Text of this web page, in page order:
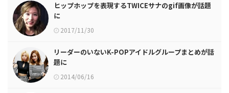
ヒップホップを表現するTWICEサナのgif画像が話題
に
2017/11/30
リーダーのいないK-POPアイドルグループまとめが話
題に
2014/06/16